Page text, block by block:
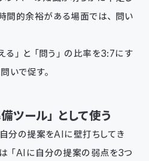
間的余裕がある場面では、問い
る」と「問う」の比率を3:7にす
いで促す。
ツール」として使う
分の提案をAIに壁打ちしてき
「AIに自分の提案の弱点を3つ